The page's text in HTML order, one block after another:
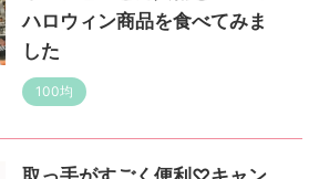
ハロウィン商品を食べてみま
した
100均